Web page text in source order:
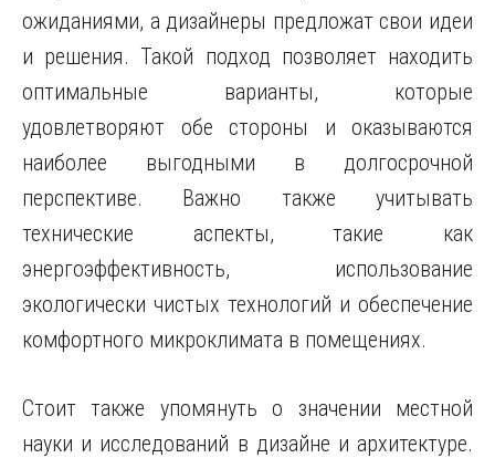
ожиданиями, а дизайнеры предложат свои идеи
и решения. Такой подход позволяет находить
оптимальные варианты, которые
удовлетворяют обе стороны и оказываются
наиболее выгодными в долгосрочной
перспективе. Важно также учитывать
технические аспекты, такие как
энергоэффективность, использование
экологически чистых технологий и обеспечение
комфортного микроклимата в помещениях.
Стоит также упомянуть о значении местной
науки и исследований в дизайне и архитектуре.